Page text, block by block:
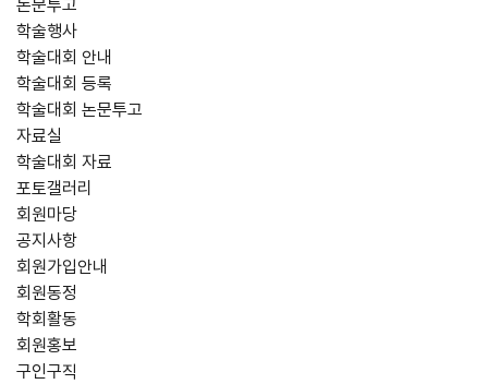
논문투고
학술행사
학술대회 안내
학술대회 등록
학술대회 논문투고
자료실
학술대회 자료
포토갤러리
회원마당
공지사항
회원가입안내
회원동정
학회활동
회원홍보
구인구직